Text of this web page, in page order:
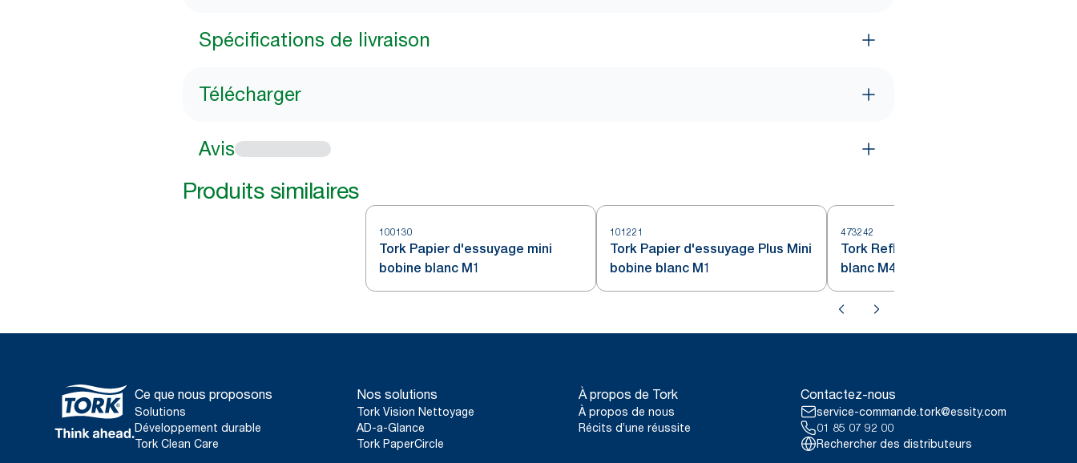
Spécifications de livraison
Télécharger
Avis
Produits similaires
100130
Tork Papier d'essuyage mini
bobine blanc M1
101221
Tork Papier d'essuyage Plus Mini
bobine blanc M1
473242
Tork Reflex™ Papier d'Essuyage
blanc M4
Ce que nous proposons
Solutions
Développement durable
Tork Clean Care
Nos solutions
Tork Vision Nettoyage
AD-a-Glance
Tork PaperCircle
À propos de Tork
À propos de nous
Récits d’une réussite
Contactez-nous
service-commande.tork@essity.com
01 85 07 92 00
Rechercher des distributeurs